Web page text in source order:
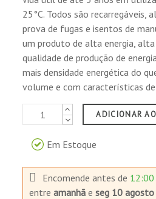
25°C. Todos são recarregáveis,
prova de fugas e isentos de
um produto de alta energia,
qualidade de produção de
mais densidade energética do
volume e com características
ADICIONAR
Em Estoque
Encomende antes de
entreamanhã eseg 10 agosto
IATA/ICAO para o
Classificado sob
material não perigoso
maritimo.
Reconhecido pelo DOT
CFR 171-189 para o
Aplicações
Utilização estacionária:
UPS fontes de
UPS para estações de
Equipamento de
Poder de reserva para